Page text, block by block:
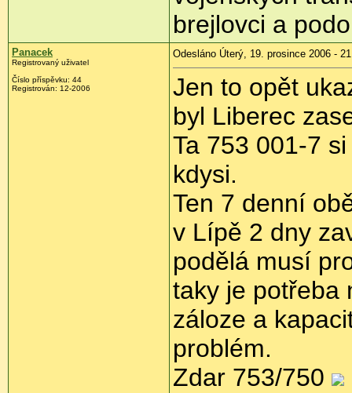
brejlovci a
Panacek
Registrovaný uživatel
Číslo příspěvku: 44
Registrován: 12-2006
Odesláno Úterý, 19. prosince 2006 -
Jen to opět
byl Liberec
Ta 753 001-7
kdysi.
Ten 7 denní
v Lípě 2 dny
podělá musí
taky je potřeba
záloze a
problém.
Zdar 753/750